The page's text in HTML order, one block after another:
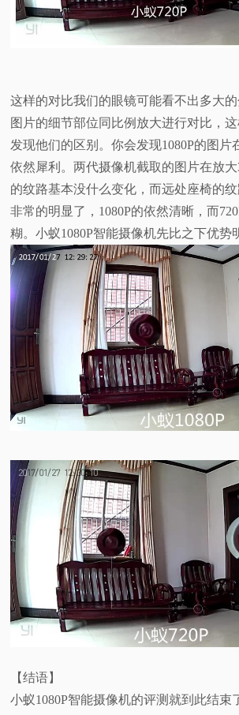
这样的对比我们的眼镜可能看不出多大
图片的细节部位同比例放大进行对比，
发现他们的区别。你会发现1080P的图片
依然犀利。两代摄像机截取的图片在放
的纹路基本没什么变化，而远处座椅的
非常的明显了，1080P的依然清晰，而
糊。小蚁1080P智能摄像机先比之下优势
【结语】
小蚁1080P智能摄像机的评测就到此结束